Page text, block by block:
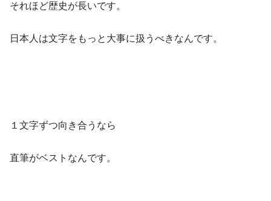
それほど歴史が長いです。
日本人は文字をもっと大事に扱うべきなんです。
１文字ずつ向き合うなら
直筆がベストなんです。